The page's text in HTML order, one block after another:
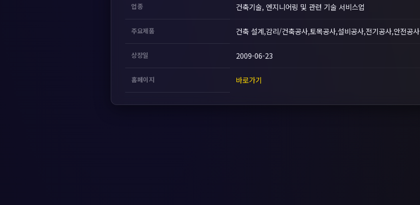
업종 건축기술, 엔지니어링 및 관련 기술 서비스업
주요제품 건축 설계,감리/건축공사,토목공사,설비공사,전기공사,안전공사
상장일 2009-06-23
홈페이지 바로가기